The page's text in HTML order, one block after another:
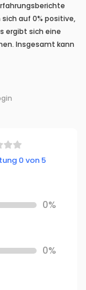
auf 0% positive,
ergibt sich eine
Insgesamt kann
0 von 5
0%
0%